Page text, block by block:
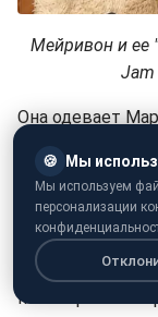
Мейривон и ее
Jam
Она одевает
поездками с
подписчикам,
татуировку с
Странные
некоторых
🍪 Мы
Мы используем
персонализации